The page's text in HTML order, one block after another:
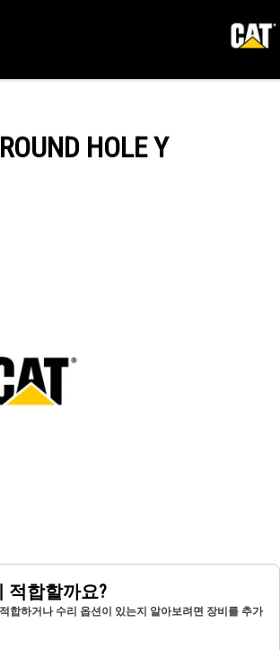
HOLE Y
적합할까요?
합하거나 수리 옵션이 있는지 알아보려면 장비를 추가